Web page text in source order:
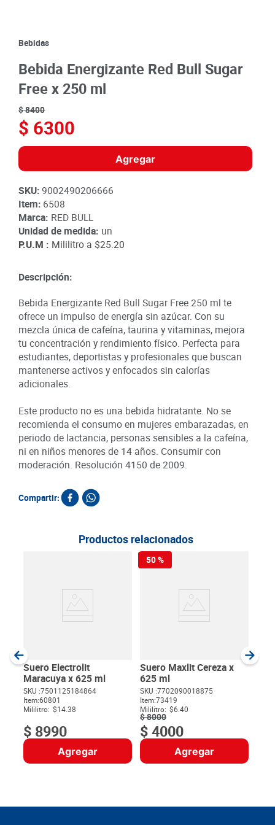
10.
Bebidas
Bebida Energizante Red Bull Sugar
Free x 250 ml
$ 6300
$8400
Agregar
SKU:9002490206666
Item: 6508
Marca: RED BULL
Unidad de medida: un
P.U.M : Mililitro a $25.20
Descripción:
Bebida Energizante Red Bull Sugar Free 250 ml te
ofrece un impulso de energía sin azúcar. Con su
mezcla única de cafeína, taurina y vitaminas, mejora
tu concentración y rendimiento físico. Perfecta para
estudiantes, deportistas y profesionales que buscan
mantenerse activos y enfocados sin calorías
adicionales.
Este producto no es una bebida hidratante. No se
recomienda el consumo en mujeres embarazadas, en
periodo de lactancia, personas sensibles a la cafeína,
ni en niños menores de 14 años. Consumir con
moderación. Resolución 4150 de 2009.
Compartir:
Productos relacionados
Suero Electrolit
Maracuya x 625 ml
SKU :7501125184864
Item:60801
Mililitro: $14.38
$ 8990
Agregar
50 %
Suero Maxlit Cereza x
625 ml
SKU :7702090018875
Item:73419
Mililitro: $6.40
$8000
$4000
Agregar